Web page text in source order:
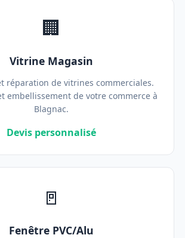
🏢
Vitrine Magasin
réparation de vitrines commerciales.
embellissement de votre commerce à
Blagnac.
Devis personnalisé
🚪
Fenêtre PVC/Alu